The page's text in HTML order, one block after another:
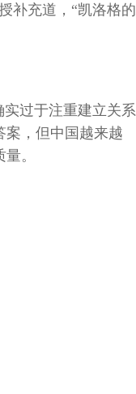
补充道，“凯洛格的
过于注重建立关系
案，但中国越来越
。